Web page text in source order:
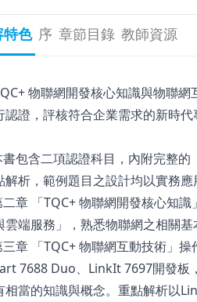
特色 序 章節目錄 教師資源
物聯網開發核心知識與物聯
認證，評核符合企業需求的新時
書包含二項認證科目，內附完整
解析，範例題目之設計均以實務
二章 「TQC+ 物聯網開發核心知
雲端服務」，熟悉物聯網之相關
三章 「TQC+ 物聯網互動技術」
7688 Duo、LinkIt 7697開發板
相當的知識與概念。重點解析以